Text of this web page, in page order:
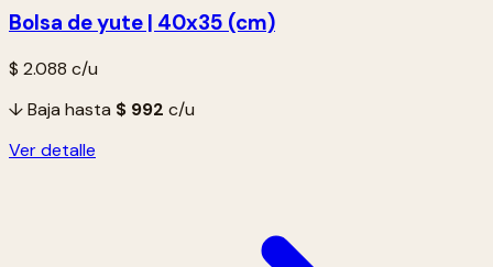
Bolsa de yute | 40x35 (cm)
$ 2.088 c/u
↓ Baja hasta $ 992 c/u
Ver detalle